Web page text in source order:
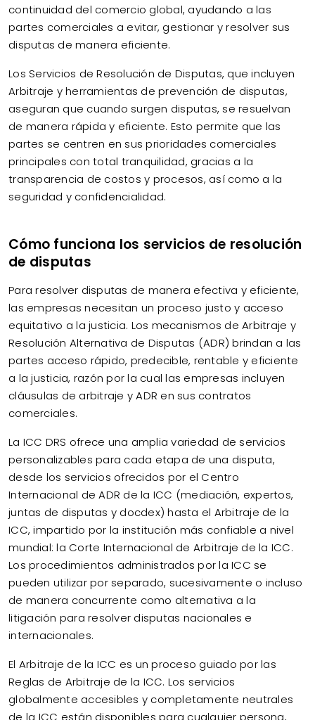
continuidad del comercio global, ayudando a las
partes comerciales a evitar, gestionar y resolver sus
disputas de manera eficiente.
Los Servicios de Resolución de Disputas, que incluyen
Arbitraje y herramientas de prevención de disputas,
aseguran que cuando surgen disputas, se resuelvan
de manera rápida y eficiente. Esto permite que las
partes se centren en sus prioridades comerciales
principales con total tranquilidad, gracias a la
transparencia de costos y procesos, así como a la
seguridad y confidencialidad.
Cómo funciona los servicios de resolución
de disputas
Para resolver disputas de manera efectiva y eficiente,
las empresas necesitan un proceso justo y acceso
equitativo a la justicia. Los mecanismos de Arbitraje y
Resolución Alternativa de Disputas (ADR) brindan a las
partes acceso rápido, predecible, rentable y eficiente
a la justicia, razón por la cual las empresas incluyen
cláusulas de arbitraje y ADR en sus contratos
comerciales.
La ICC DRS ofrece una amplia variedad de servicios
personalizables para cada etapa de una disputa,
desde los servicios ofrecidos por el Centro
Internacional de ADR de la ICC (mediación, expertos,
juntas de disputas y docdex) hasta el Arbitraje de la
ICC, impartido por la institución más confiable a nivel
mundial: la Corte Internacional de Arbitraje de la ICC.
Los procedimientos administrados por la ICC se
pueden utilizar por separado, sucesivamente o incluso
de manera concurrente como alternativa a la
litigación para resolver disputas nacionales e
internacionales.
El Arbitraje de la ICC es un proceso guiado por las
Reglas de Arbitraje de la ICC. Los servicios
globalmente accesibles y completamente neutrales
de la ICC están disponibles para cualquier persona,